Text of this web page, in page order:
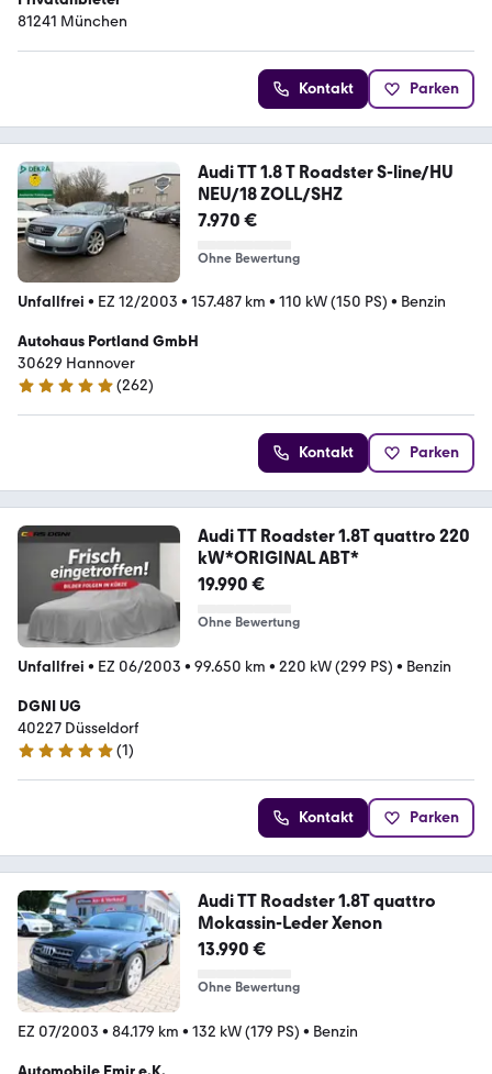
81241 München
Kontakt Parken
Audi TT 1.8 T Roadster S-line/HU
NEU/18 ZOLL/SHZ
7.970 €
Ohne Bewertung
Unfallfrei • EZ 12/2003 • 157.487 km • 110 kW (150 PS) • Benzin
Autohaus Portland GmbH
30629 Hannover
4.8 Sterne
(262)
Kontakt Parken
Audi TT Roadster 1.8T quattro 220
kW*ORIGINAL ABT*
19.990 €
Ohne Bewertung
Unfallfrei • EZ 06/2003 • 99.650 km • 220 kW (299 PS) • Benzin
DGNI UG
40227 Düsseldorf
5 Sterne
(1)
Kontakt Parken
Audi TT Roadster 1.8T quattro
Mokassin-Leder Xenon
13.990 €
Ohne Bewertung
EZ 07/2003 • 84.179 km • 132 kW (179 PS) • Benzin